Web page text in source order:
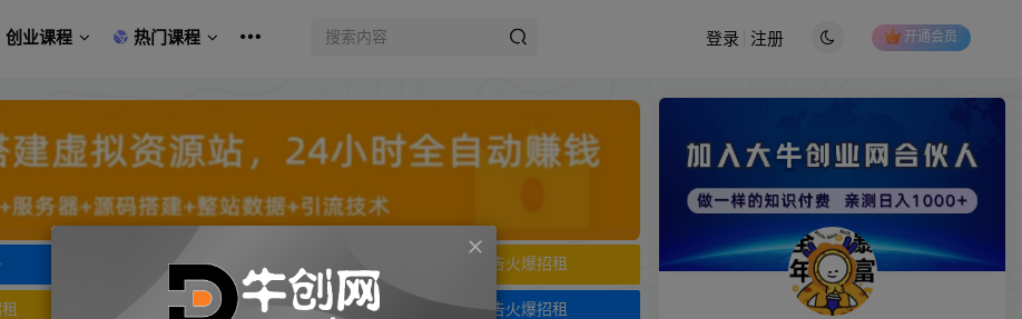
创业课程 热门课程 开通会员
登录 注册
文字广告火爆招租 文字广告火爆招租
文字广告火爆招租 文字广告火爆招租